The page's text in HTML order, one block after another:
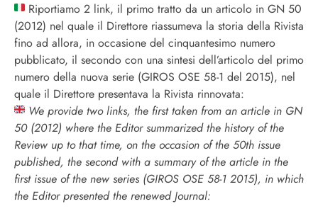
Riportiamo 2 link, il primo tratto da un articolo in GN 50
(2012) nel quale il Direttore riassumeva la storia della Rivista
fino ad allora, in occasione del cinquantesimo numero
pubblicato, il secondo con una sintesi dell’articolo del primo
numero della nuova serie (GIROS OSE 58-1 del 2015), nel
quale il Direttore presentava la Rivista rinnovata:
We provide two links, the first taken from an article in GN
50 (2012) where the Editor summarized the history of the
Review up to that time, on the occasion of the 50th issue
published, the second with a summary of the article in the
first issue of the new series (GIROS OSE 58-1 2015), in which
the Editor presented the renewed Journal: